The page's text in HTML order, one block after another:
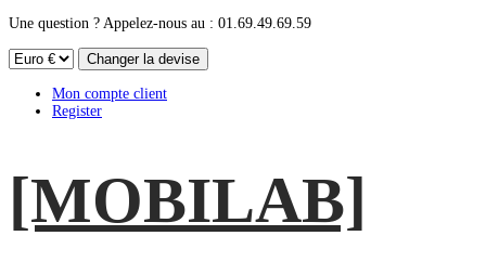
Une question ? Appelez-nous au : 01.69.49.69.59
Mon compte client
Register
[MOBILAB]